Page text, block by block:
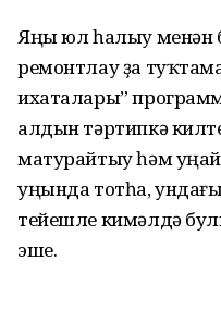
Яңы юл һалыу менән
ремонтлау ҙа
ихаталары”
алдын тәртипкә
матурайтыу һәм
уңында тотһа,
тейешле кимәлдә
эше.